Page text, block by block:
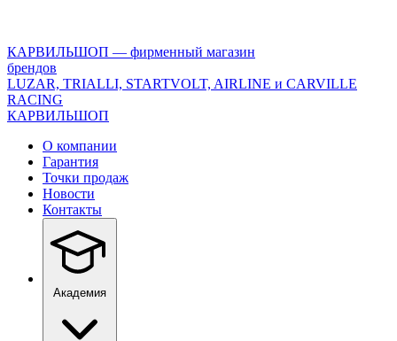
version="1.0"
encoding="utf-
8"?
>
КАРВИЛЬШОП — фирменный магазин
брендов
LUZAR, TRIALLI, STARTVOLT, AIRLINE и CARVILLE
RACING
КАРВИЛЬШОП
О компании
Гарантия
Точки продаж
Новости
Контакты
Академия